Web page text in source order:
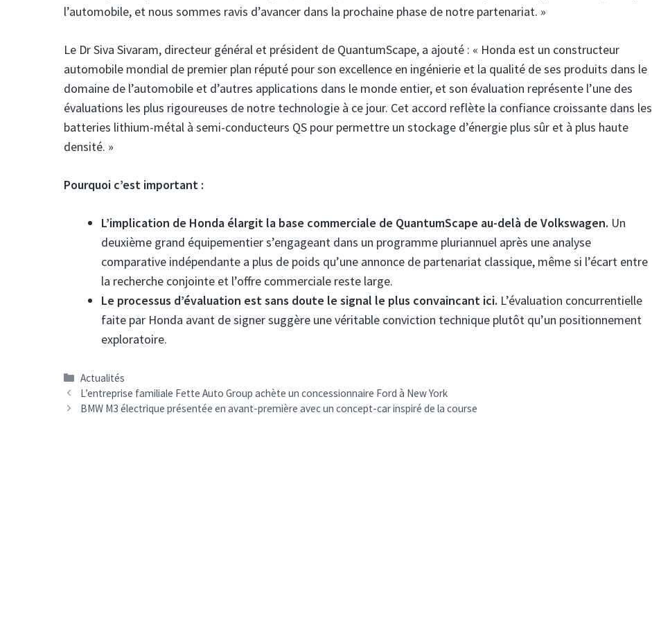
l’automobile, et nous sommes ravis d’avancer dans la prochaine phase de notre partenariat. »
Le Dr Siva Sivaram, directeur général et président de QuantumScape, a ajouté : « Honda est un constructeur
automobile mondial de premier plan réputé pour son excellence en ingénierie et la qualité de ses produits dans le
domaine de l’automobile et d’autres applications dans le monde entier, et son évaluation représente l’une des
évaluations les plus rigoureuses de notre technologie à ce jour. Cet accord reflète la confiance croissante dans les
batteries lithium-métal à semi-conducteurs QS pour permettre un stockage d’énergie plus sûr et à plus haute
densité. »
Pourquoi c’est important :
L’implication de Honda élargit la base commerciale de QuantumScape au-delà de Volkswagen. Un
deuxième grand équipementier s’engageant dans un programme pluriannuel après une analyse
comparative indépendante a plus de poids qu’une annonce de partenariat classique, même si l’écart entre
la recherche conjointe et l’offre commerciale reste large.
Le processus d’évaluation est sans doute le signal le plus convaincant ici. L’évaluation concurrentielle
faite par Honda avant de signer suggère une véritable conviction technique plutôt qu’un positionnement
exploratoire.
Catégories
Actualités
Navigation
des
L’entreprise familiale Fette Auto Group achète un concessionnaire Ford à New York
BMW M3 électrique présentée en avant-première avec un concept-car inspiré de la course